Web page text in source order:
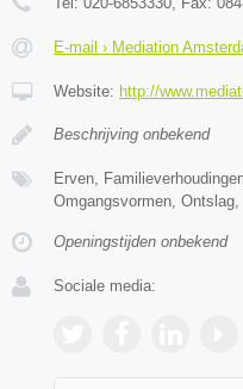
E-mail › Mediation
Website: http://
Beschrijving onbekend
Erven,
Omgangsvormen, Ontslag,
Openingstijden onbekend
Sociale media: